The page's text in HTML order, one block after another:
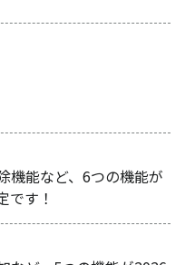
機能など、6つの機能が
です！